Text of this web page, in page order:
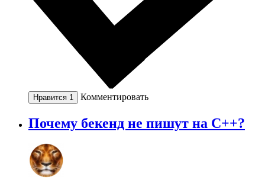
Нравится 1 Комментировать
Почему бекенд не пишут на С++?